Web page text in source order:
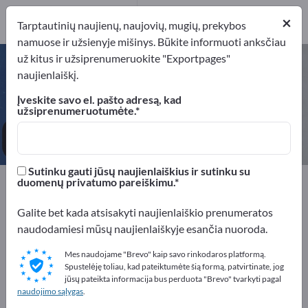
Kainų žymėjimo sistemos – raskite
gamintojus ir tiekėjus
Eksportuotojai Gamintojai
Gamintojai5
Exportpages
Įmonės įranga / Įstaigos baldai
Reklamuokitės nemokamai
Exportpages!
Poreikiai – Pasiūlymai – Naudotos prekės – Verslo
kontaktai >> pradėkite čia
×
Tarptautinių naujienų, naujovių, mugių, prekybos
namuose ir užsienyje mišinys. Būkite informuoti anksčiau
už kitus ir užsiprenumeruokite "Exportpages"
naujienlaiškį.
Įveskite savo el. pašto adresą, kad
užsiprenumeruotumėte.
Sutinku gauti jūsų naujienlaiškius ir sutinku su
duomenų privatumo pareiškimu.
Galite bet kada atsisakyti naujienlaiškio prenumeratos
naudodamiesi mūsų naujienlaiškyje esančia nuoroda.
Mes naudojame "Brevo" kaip savo rinkodaros platformą.
Spustelėję toliau, kad pateiktumėte šią formą, patvirtinate, jog
jūsų pateikta informacija bus perduota "Brevo" tvarkyti pagal
naudojimo sąlygas.